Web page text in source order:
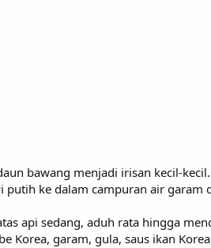
bawang menjadi irisan kecil-kecil.
ke dalam campuran air garam
api sedang, aduh rata hingga
Korea, garam, gula, saus ikan